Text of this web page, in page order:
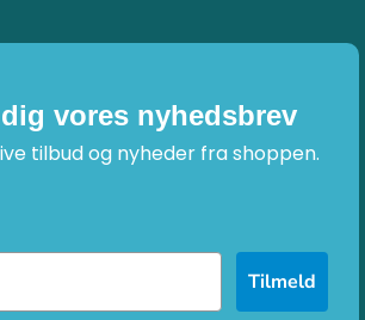
vores nyhedsbrev
tilbud og nyheder fra shoppen.
Tilmeld